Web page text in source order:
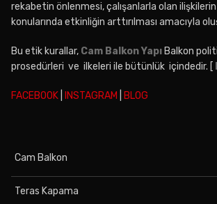
rekabetin önlenmesi, çalışanlarla olan
konularında etkinliğin arttırılması amacıyla
Bu etik kurallar, Cam Balkon Yapı Balkon
prosedürleri ve ilkeleri ile bütünlük içindedir. [
FACEBOOK INSTAGRAM BLOG
Cam Balkon
Teras Kapama